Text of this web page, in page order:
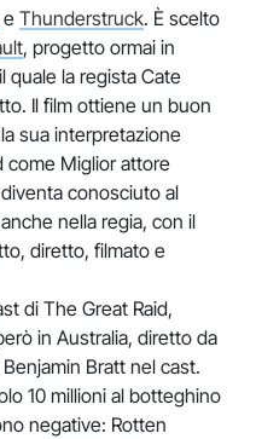
e Thunderstruck. È scelto
, progetto ormai in
quale la regista Cate
Il film ottiene un buon
sua interpretazione
come Miglior attore
conosciuto al
nella regia, con il
diretto, filmato e
di The Great Raid,
in Australia, diretto da
Bratt nel cast.
10 millioni al botteghino
negative: Rotten